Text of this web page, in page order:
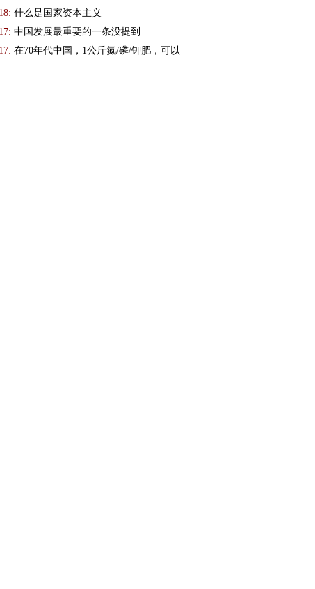
什么是国家资本主义
中国发展最重要的一条没提到
在70年代中国，1公斤氮/磷/钾肥，可以